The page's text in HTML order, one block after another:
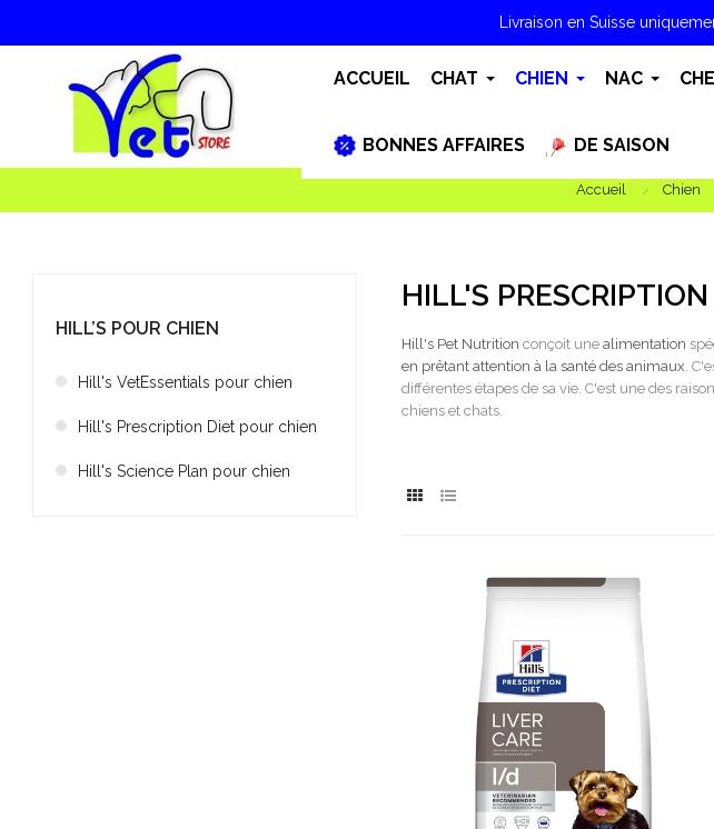
Livraison en Suisse
ACCUEIL CHAT CHIEN NAC
BONNES AFFAIRES DE SAISON
Accueil Chien
HILL’S POUR CHIEN
Hill's VetEssentials pour chien
Hill's Prescription Diet pour chien
Hill's Science Plan pour chien
HILL'S
Hill's Pet Nutrition conçoit une alimentation
en prêtant attention à la santé des animaux.
différentes étapes de sa vie. C'est une des
chiens et chats.